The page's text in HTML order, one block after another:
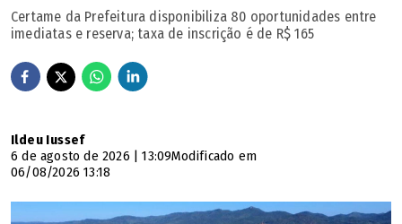
Certame da Prefeitura disponibiliza 80 oportunidades entre
imediatas e reserva; taxa de inscrição é de R$ 165
Ildeu Iussef
6 de agosto de 2026 | 13:09Modificado em
06/08/2026 13:18